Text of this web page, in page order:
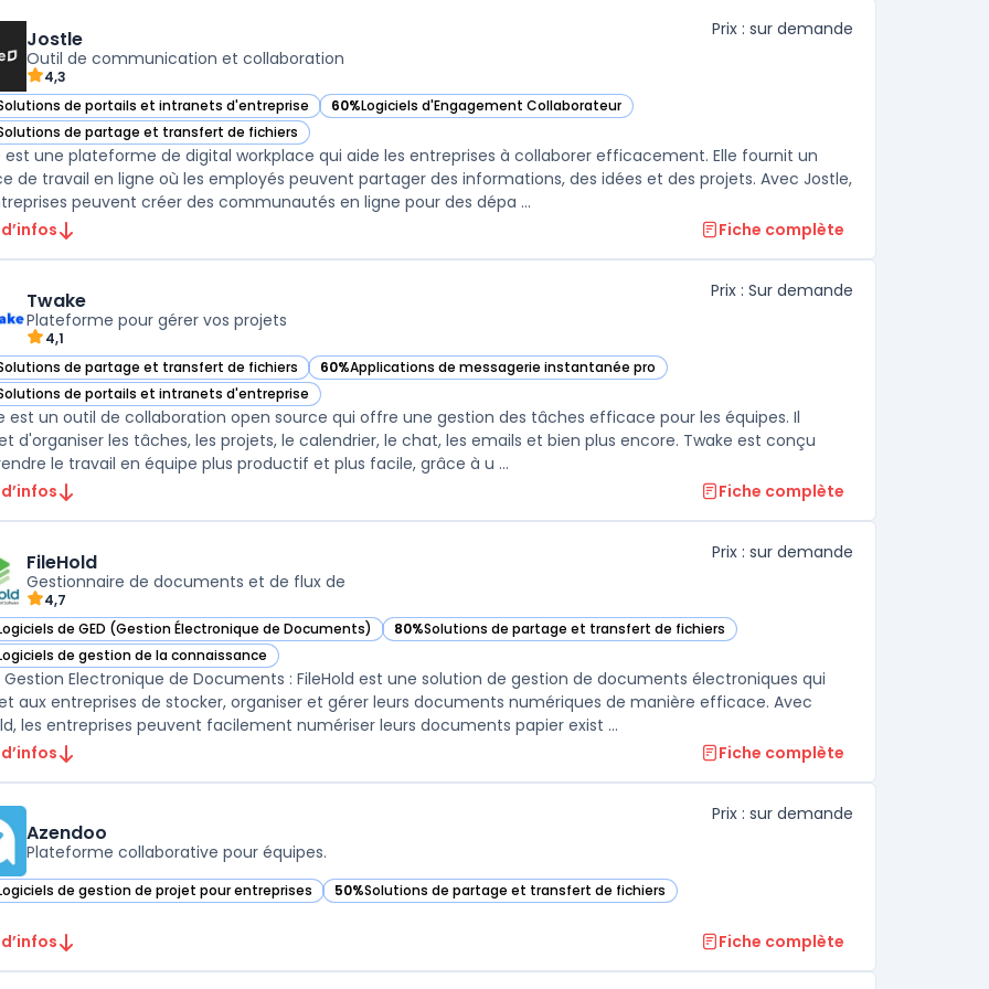
Jostle
Outil de communication et collaboration
4,3
Prix : sur demande
de portails et intranets d'entreprise
Jostle dans cette catégorie 60%Logiciels d'Engagement Collaborateur
— voir Jostle dans cette catégorie
de partage et transfert de fichiers
Jostle dans cette catégorie
est une plateforme de digital workplace qui aide les entreprises à collaborer efficacement. Elle fournit un
de travail en ligne où les employés peuvent partager des informations, des idées et des projets. Avec Jostle,
peuvent créer des communautés en ligne pour des dépa ...
Fiche complète
Twake
Plateforme pour gérer vos projets
4,1
Prix : Sur demande
de partage et transfert de fichiers
Twake dans cette catégorie 60%Applications de messagerie instantanée pro
— voir Twake dans cette catégorie
de portails et intranets d'entreprise
Twake dans cette catégorie
est un outil de collaboration open source qui offre une gestion des tâches efficace pour les équipes. Il
d'organiser les tâches, les projets, le calendrier, le chat, les emails et bien plus encore. Twake est conçu
le travail en équipe plus productif et plus facile, grâce à u ...
Fiche complète
FileHold
Gestionnaire de documents et de flux de
4,7
Prix : sur demande
de GED (Gestion Électronique de Documents)
FileHold dans cette catégorie 80%Solutions de partage et transfert de fichiers
— voir FileHold dans cette catégorie
de gestion de la connaissance
FileHold dans cette catégorie
Gestion Electronique de Documents : FileHold est une solution de gestion de documents électroniques qui
aux entreprises de stocker, organiser et gérer leurs documents numériques de manière efficace. Avec
les entreprises peuvent facilement numériser leurs documents papier exist ...
Fiche complète
Azendoo
Plateforme collaborative pour équipes.
Prix : sur demande
de gestion de projet pour entreprises
Azendoo dans cette catégorie 50%Solutions de partage et transfert de fichiers
— voir Azendoo dans cette catégorie
Fiche complète